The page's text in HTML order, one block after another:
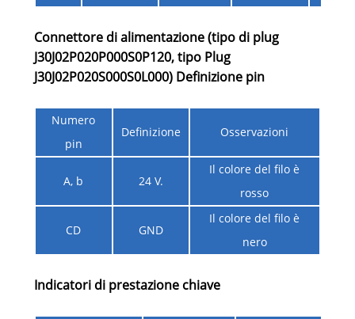
Connettore di alimentazione (tipo di plug
J30J02P020P000S0P120, tipo Plug
J30J02P020S000S0L000) Definizione pin
Numero
pin
Definizione Osservazioni
A, b 24 V.
Il colore del filo è
rosso
CD GND
Il colore del filo è
nero
Indicatori di prestazione chiave